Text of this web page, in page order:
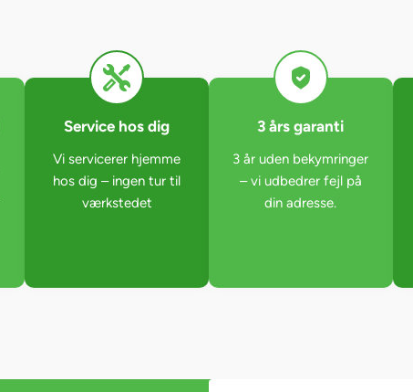
Service hos dig
Vi servicerer hjemme
hos dig – ingen tur til
værkstedet
3 års garanti
3 år uden bekymringer
– vi udbedrer fejl på
din adresse.